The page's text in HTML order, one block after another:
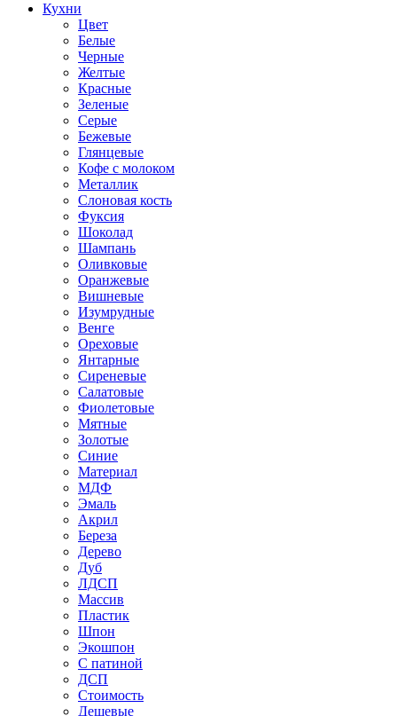
Кухни
Цвет
Белые
Черные
Желтые
Красные
Зеленые
Серые
Бежевые
Глянцевые
Кофе с молоком
Металлик
Слоновая кость
Фуксия
Шоколад
Шампань
Оливковые
Оранжевые
Вишневые
Изумрудные
Венге
Ореховые
Янтарные
Сиреневые
Салатовые
Фиолетовые
Мятные
Золотые
Синие
Материал
МДФ
Эмаль
Акрил
Береза
Дерево
Дуб
ЛДСП
Массив
Пластик
Шпон
Экошпон
С патиной
ДСП
Стоимость
Дешевые